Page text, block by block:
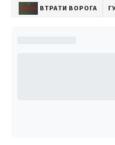
ВТРАТИ ВОРОГА